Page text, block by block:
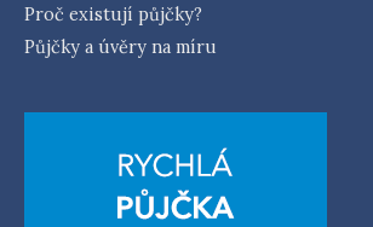
Proč existují půjčky?
Půjčky a úvěry na míru